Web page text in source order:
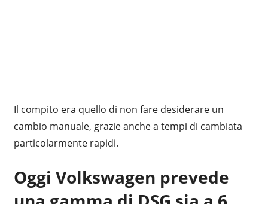
Il compito era quello di non fare desiderare un
cambio manuale, grazie anche a tempi di cambiata
particolarmente rapidi.
Oggi Volkswagen prevede